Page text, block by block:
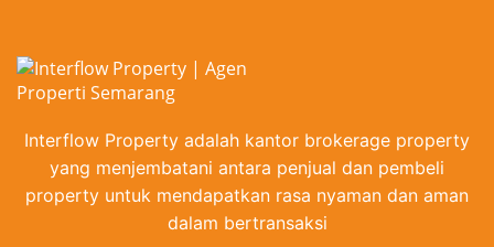
Interflow Property adalah kantor brokerage property
yang menjembatani antara penjual dan pembeli
property untuk mendapatkan rasa nyaman dan aman
dalam bertransaksi